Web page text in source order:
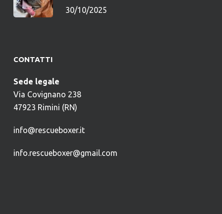
30/10/2025
CONTATTI
Sede legale
Via Covignano 238
47923 Rimini (RN)
info@rescueboxer.it
info.rescueboxer@gmail.com